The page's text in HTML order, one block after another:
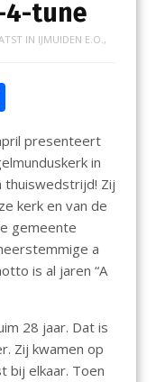
4-tune
IN IJMUIDEN E.O. ,
D
el
e
n
presenteert
in
thuiswedstrijd! Zij
kerk en van de
gemeente
a
is al jaren “A
28 jaar. Dat is
Zij kwamen op
bij elkaar. Toen